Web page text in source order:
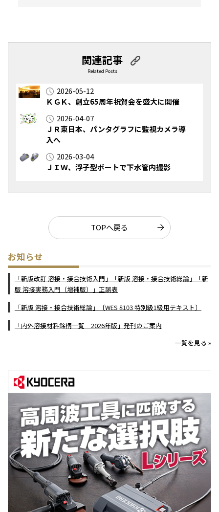
関連記事
Related Posts
2026-05-12
ＫＧＫ、創立65周年祝賀会を盛大に開催
2026-04-07
ＪＲ東日本、パンタグラフに監視カメラ導
入へ
2026-03-04
ＪＩＷ、浮子型ボートで下水管内撮影
TOPへ戻る
お知らせ
「新版改訂 溶接・接合技術入門」「新版 溶接・接合技術総論」「新
版 溶接実務入門（増補版）」正誤表
「新版 溶接・接合技術総論」〔WES 8103 特別級1級用テキスト〕
「内外溶接材料銘柄一覧 2026年版」発刊のご案内
一覧を見る »